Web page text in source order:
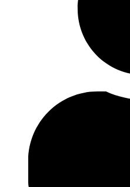
A nova área reúne diversos recursos
da comunicação, incluindo uma
InnovPlantProtect, materiais de
organização e os contactos da equipa
Para além destes recursos, o
multidisciplinar para colaborar com
de entrevistas, comentários
relacionados com a proteção de
biológicas e digitais e investigação